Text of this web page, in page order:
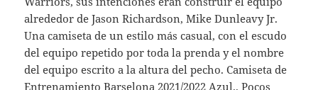
alrededor de Jason Richardson, Mike Dunleavy Jr.
Una camiseta de un estilo más casual, con el escudo
del equipo repetido por toda la prenda y el nombre
del equipo escrito a la altura del pecho. Camiseta de
Entrenamiento Barselona 2021/2022 Azul.. Pocos